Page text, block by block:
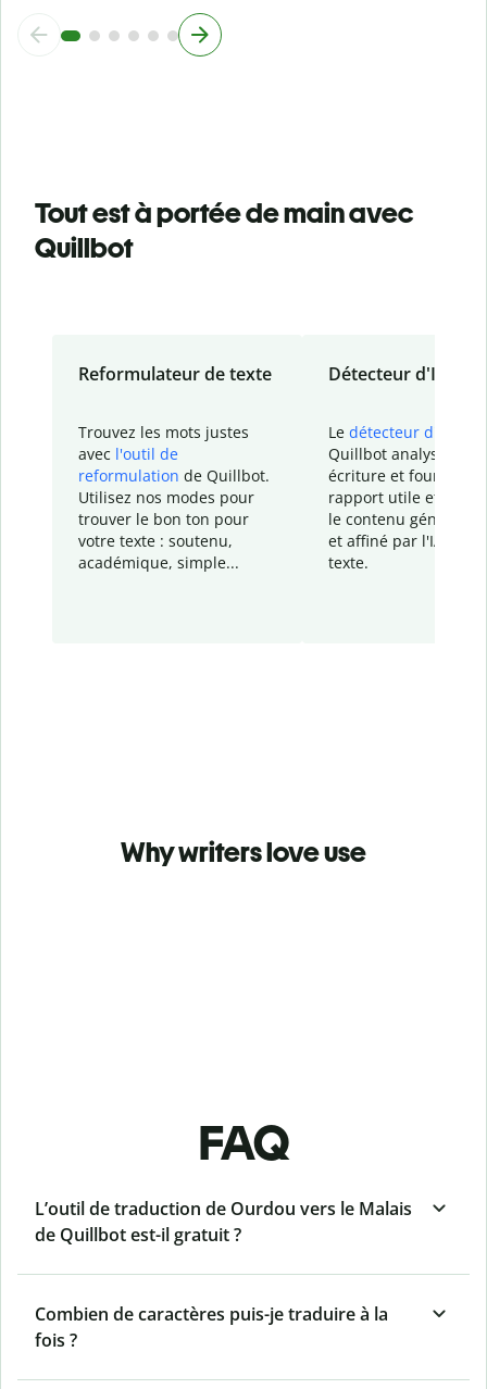
Tout est à portée de main avec
Quillbot
Reformulateur de texte
Trouvez les mots justes
avec l'outil de
reformulation de Quillbot.
Utilisez nos modes pour
trouver le bon ton pour
votre texte : soutenu,
académique, simple...
Détecteur d'IA
Le détecteur d'IA
Quillbot analyse votre
écriture et fournit un
rapport utile et
le contenu généré
et affiné par l'IA
texte.
Why writers love use
FAQ
L’outil de traduction de Ourdou vers le Malais
de Quillbot est-il gratuit ?
Combien de caractères puis-je traduire à la
fois ?